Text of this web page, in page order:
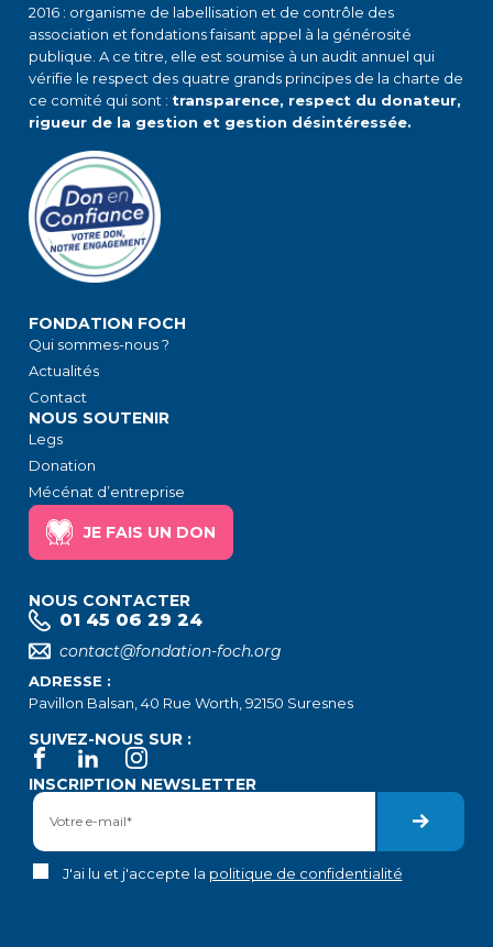
2016 : organisme de labellisation et de contrôle des
association et fondations faisant appel à la générosité
publique. A ce titre, elle est soumise à un audit annuel qui
vérifie le respect des quatre grands principes de la charte de
ce comité qui sont : transparence, respect du donateur,
rigueur de la gestion et gestion désintéressée.
FONDATION FOCH
Qui sommes-nous ?
Actualités
Contact
NOUS SOUTENIR
Legs
Donation
Mécénat d’entreprise
JE FAIS UN DON
NOUS CONTACTER
01 45 06 29 24
contact@fondation-foch.org
ADRESSE :
Pavillon Balsan, 40 Rue Worth, 92150 Suresnes
SUIVEZ-NOUS SUR :
INSCRIPTION NEWSLETTER
J'ai lu et j'accepte la politique de confidentialité